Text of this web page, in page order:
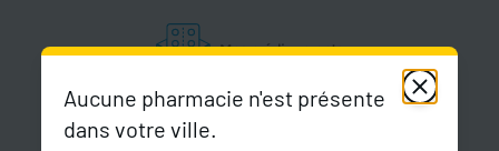
Aucune pharmacie n'est présente
dans votre ville.